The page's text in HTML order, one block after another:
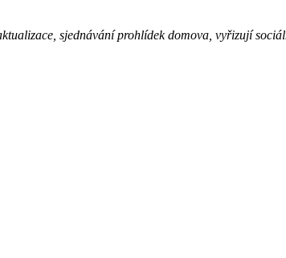
sjednávání prohlídek domova, vyřizují